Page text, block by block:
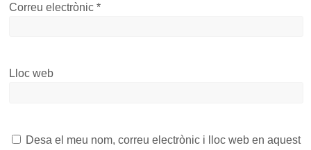
Correu electrònic*
Lloc web
Desa el meu nom, correu electrònic i lloc web en aquest